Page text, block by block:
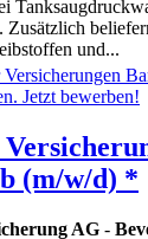
Zusätzlich
und...
(m/w/d) *
AG -